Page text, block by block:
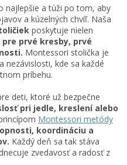
najlepšie a túži po tom, aby
a kúzelných chvíľ. Naša
poskytuje nielen
prvé kresby, prvé
Montessori stolička je
nezávislosti, kde sa každé
príbehu.
deti, ktoré už bezpečne
pri jedle, kreslení alebo
Montessori metódy
koordináciu a
Každý deň sa tak stáva
zvedavosť a radosť z